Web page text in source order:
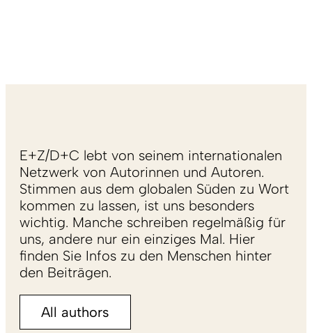
E+Z/D+C lebt von seinem internationalen
Netzwerk von Autorinnen und Autoren.
Stimmen aus dem globalen Süden zu Wort
kommen zu lassen, ist uns besonders
wichtig. Manche schreiben regelmäßig für
uns, andere nur ein einziges Mal. Hier
finden Sie Infos zu den Menschen hinter
den Beiträgen.
All authors